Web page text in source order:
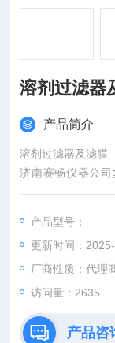
溶剂过滤器
产品简介
溶剂过滤器及滤膜
济南赛畅仪器公司
C、HPLC、AA等
我公司坚持“追求
开拓，以诚信为基
调试、培训、服务
产品型号：
更新时间：
厂商性质：代理
访问量：2635
产品咨